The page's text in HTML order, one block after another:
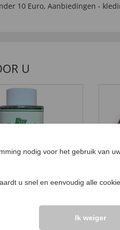
10 Euro, Aanbiedingen -
U
nodig voor het gebruik van
u snel en eenvoudig alle
Ik weiger